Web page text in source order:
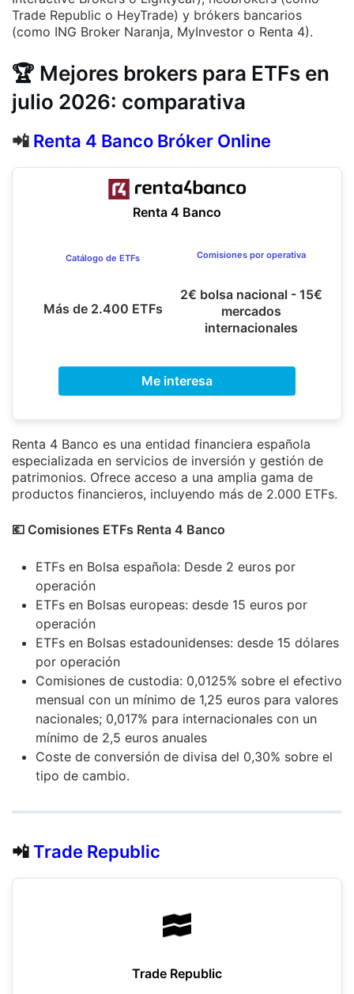
Trade Republic o HeyTrade) y brókers bancarios
(como ING Broker Naranja, MyInvestor o Renta 4).
🏆 Mejores brokers para ETFs en
julio 2026: comparativa
📲 Renta 4 Banco Bróker Online
Renta 4 Banco
Catálogo de ETFs
Más de 2.400 ETFs
Comisiones por operativa
2€ bolsa nacional - 15€
mercados
internacionales
Me interesa
Renta 4 Banco es una entidad financiera española
especializada en servicios de inversión y gestión de
patrimonios. Ofrece acceso a una amplia gama de
productos financieros, incluyendo más de 2.000 ETFs.
💶​ Comisiones ETFs Renta 4 Banco
ETFs en Bolsa española: Desde 2 euros por
operación
ETFs en Bolsas europeas: desde 15 euros por
operación
ETFs en Bolsas estadounidenses: desde 15 dólares
por operación
Comisiones de custodia: 0,0125% sobre el efectivo
mensual con un mínimo de 1,25 euros para valores
nacionales; 0,017% para internacionales con un
mínimo de 2,5 euros anuales
Coste de conversión de divisa del 0,30% sobre el
tipo de cambio.
📲Trade Republic
Trade Republic